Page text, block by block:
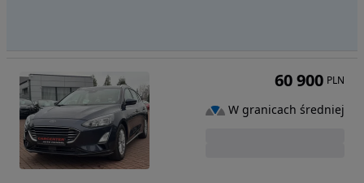
60 900 PLN
W granicach średniej